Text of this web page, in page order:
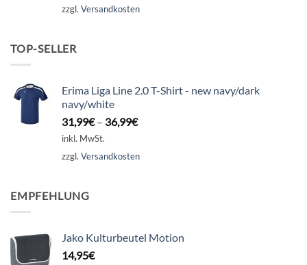
zzgl. Versandkosten
TOP-SELLER
Erima Liga Line 2.0 T-Shirt - new navy/dark
navy/white
31,99€– 36,99€
inkl. MwSt.
zzgl. Versandkosten
EMPFEHLUNG
Jako Kulturbeutel Motion
14,95€